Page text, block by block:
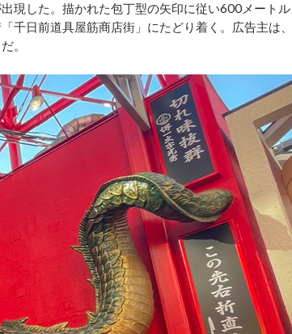
現した。描かれた包丁型の矢印に従い600メートル
千日前道具屋筋商店街」にたどり着く。広告主は、
。